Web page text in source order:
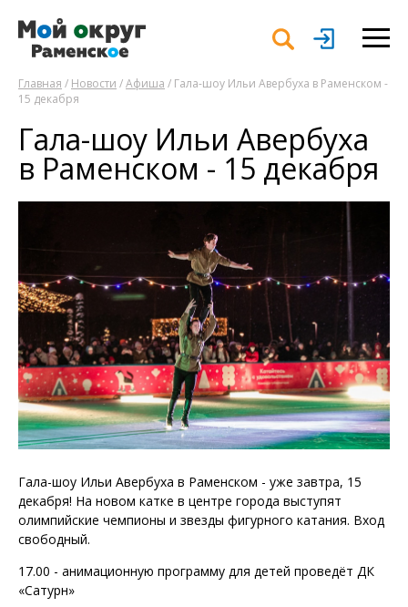
Главная / Новости /Афиша / Гала-шоу Ильи Авербуха в Раменском -
15 декабря
Гала-шоу Ильи Авербуха
в Раменском - 15 декабря
Гала-шоу Ильи Авербуха в Раменском - уже завтра, 15
декабря! На новом катке в центре города выступят
олимпийские чемпионы и звезды фигурного катания. Вход
свободный.
17.00 - анимационную программу для детей проведёт ДК
«Сатурн»